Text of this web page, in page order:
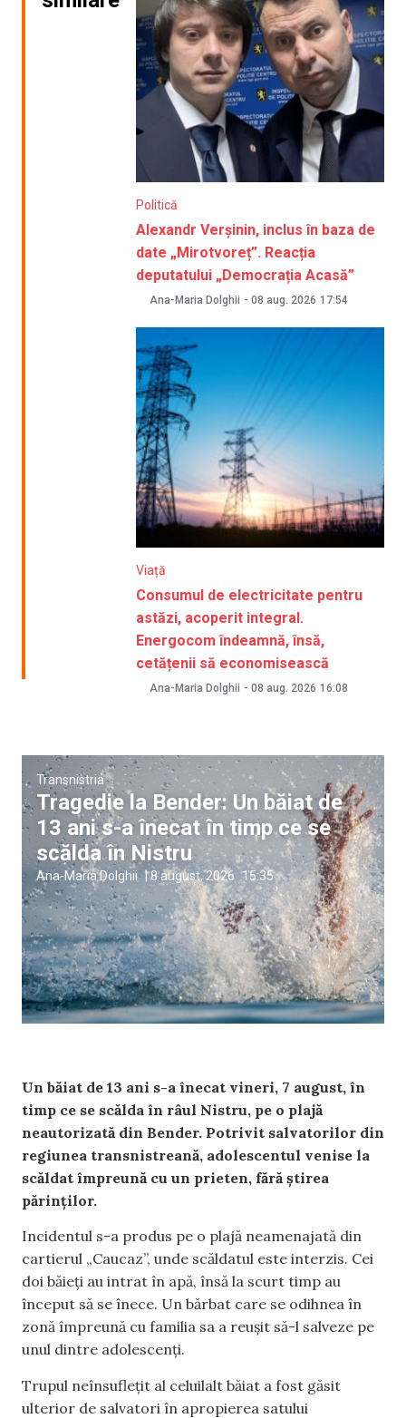
Politică
Alexandr Verșinin, inclus în baza de
date „Mirotvoreț”. Reacția
deputatului „Democrația Acasă”
Ana-Maria Dolghii - 08 aug. 2026 17:54
Viață
Consumul de electricitate pentru
astăzi, acoperit integral.
Energocom îndeamnă, însă,
cetățenii să economisească
Ana-Maria Dolghii - 08 aug. 2026 16:08
Transnistria
Tragedie la Bender: Un băiat de
13 ani s-a înecat în timp ce se
scălda în Nistru
Ana-Maria Dolghii |8 august, 2026 15:35
Un băiat de 13 ani s-a înecat vineri, 7 august, în
timp ce se scălda în râul Nistru, pe o plajă
neautorizată din Bender. Potrivit salvatorilor din
regiunea transnistreană, adolescentul venise la
scăldat împreună cu un prieten, fără știrea
părinților.
Incidentul s-a produs pe o plajă neamenajată din
cartierul „Caucaz”, unde scăldatul este interzis. Cei
doi băieți au intrat în apă, însă la scurt timp au
început să se înece. Un bărbat care se odihnea în
zonă împreună cu familia sa a reușit să-l salveze pe
unul dintre adolescenți.
Trupul neînsuflețit al celuilalt băiat a fost găsit
ulterior de salvatori în apropierea satului